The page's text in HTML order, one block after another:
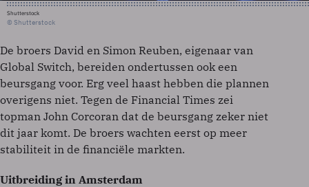
Shutterstock
© Shutterstock
De broers David en Simon Reuben, eigenaar van
Global Switch, bereiden ondertussen ook een
beursgang voor. Erg veel haast hebben die plannen
overigens niet. Tegen de Financial Times zei
topman John Corcoran dat de beursgang zeker niet
dit jaar komt. De broers wachten eerst op meer
stabiliteit in de financiële markten.
Uitbreiding in Amsterdam